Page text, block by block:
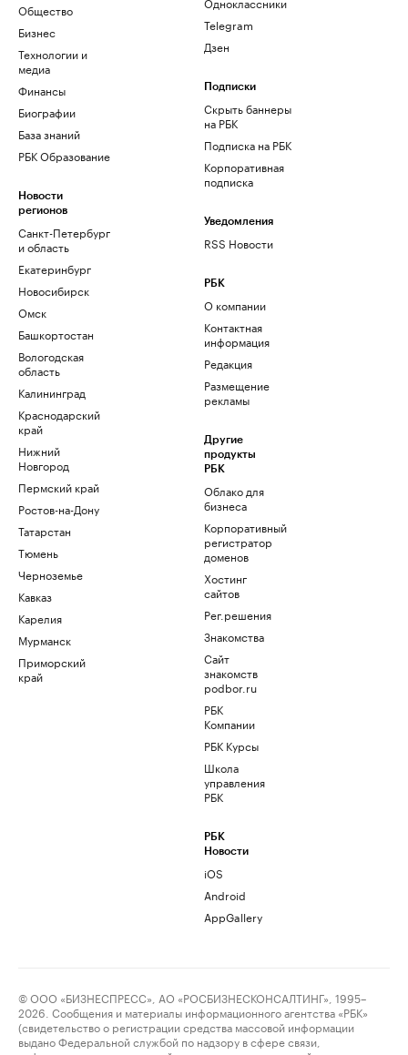
Общество
Бизнес
Технологии и
медиа
Финансы
Биографии
База знаний
РБК Образование
Новости
регионов
Санкт-Петербург
и область
Екатеринбург
Новосибирск
Омск
Башкортостан
Вологодская
область
Калининград
Краснодарский
край
Нижний
Новгород
Пермский край
Ростов-на-Дону
Татарстан
Тюмень
Черноземье
Кавказ
Карелия
Мурманск
Приморский
край
Telegram
Дзен
Подписки
Скрыть баннеры
на РБК
Подписка на РБК
Корпоративная
подписка
Уведомления
RSS Новости
РБК
О компании
Контактная
информация
Редакция
Размещение
рекламы
Другие
продукты
РБК
Облако для
бизнеса
Корпоративный
регистратор
доменов
Хостинг
сайтов
Рег.решения
Знакомства
Сайт
знакомств
podbor.ru
РБК
Компании
РБК Курсы
Школа
управления
РБК
РБК
Новости
iOS
Android
AppGallery
© ООО «БИЗНЕСПРЕСС», АО «РОСБИЗНЕСКОНСАЛТИНГ», 1995–
2026. Сообщения и материалы информационного агентства «РБК»
(свидетельство о регистрации средства массовой информации
выдано Федеральной службой по надзору в сфере связи,